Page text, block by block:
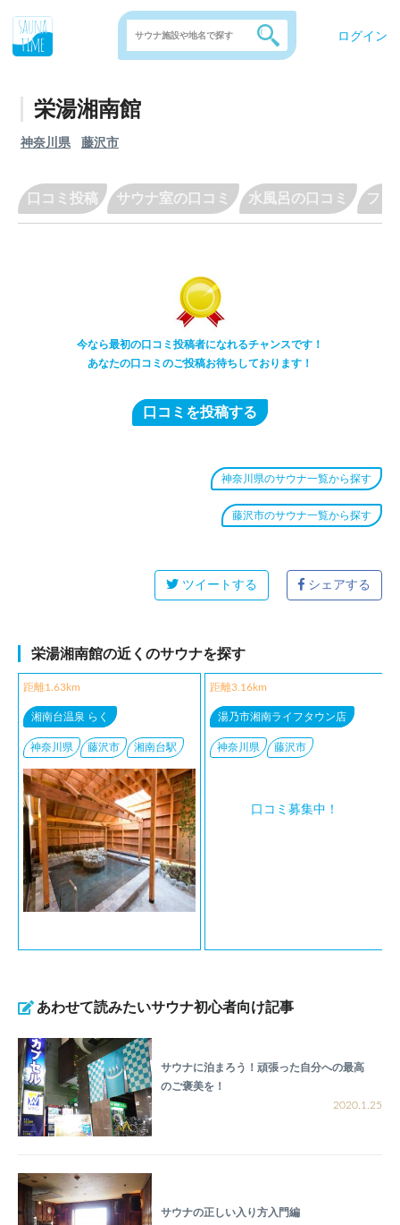
ログイン
栄湯湘南館
神奈川県 藤沢市
口コミ投稿 サウナ室の口コミ 水風呂の口コミ フリ
今なら最初の口コミ投稿者になれるチャンスです！
あなたの口コミのご投稿お待ちしております！
口コミを投稿する
神奈川県のサウナ一覧から探す
藤沢市のサウナ一覧から探す
ツイートする シェアする
栄湯湘南館の近くのサウナを探す
距離1.63km
湘南台温泉 らく
神奈川県 藤沢市 湘南台駅
距離3.16km
湯乃市湘南ライフタウン店
神奈川県 藤沢市
口コミ募集中！
あわせて読みたいサウナ初心者向け記事
サウナに泊まろう！頑張った自分への最高
のご褒美を！
2020.1.25
サウナの正しい入り方入門編